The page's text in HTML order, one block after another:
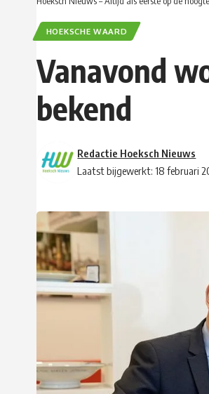
HOEKSCHE WAARD
Vanavond
bekend
Laatst bijgewerkt: 18 februari
Redactie Hoeksch Nieuws